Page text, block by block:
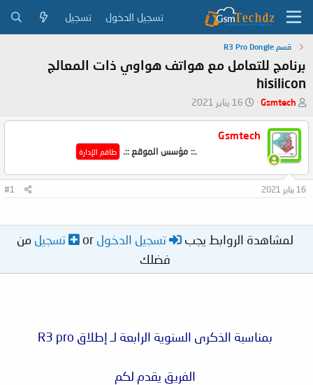
تسجيل الدخول تسجيل
قسم R3 Pro Dongle
برنامج للتعامل مع هواتف هواوي ذات المعالج
hisilicon
ب
د
ئ
ل
م
و
ع
Gsmtech
ت
ي
ل
16 يناير 2021
Gsmtech
.:: مؤسس الموقع ::. طاقم الإدارة
16 يناير 2021 #1
لمشاهدة الروابط يجب تسجيل الدخول or تسجيل من
فضلك
بمناسبة الذكرى السنوية الرابعة لـ إطلاق R3 pro
الفريق يقدم لكم